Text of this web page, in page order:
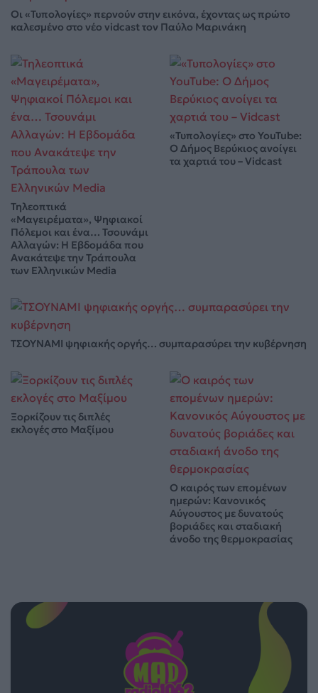
Οι «Τυπολογίες» περνούν στην εικόνα, έχοντας ως πρώτο
καλεσμένο στο νέο vidcast τον Παύλο Μαρινάκη
Τηλεοπτικά
«Μαγειρέματα», Ψηφιακοί
Πόλεμοι και ένα… Τσουνάμι
Αλλαγών: Η Εβδομάδα που
Ανακάτεψε την Τράπουλα
των Ελληνικών Media
«Τυπολογίες» στο YouTube:
Ο Δήμος Βερύκιος ανοίγει
τα χαρτιά του – Vidcast
ΤΣΟΥΝΑΜΙ ψηφιακής οργής… συμπαρασύρει την κυβέρνηση
Ξορκίζουν τις διπλές
εκλογές στο Μαξίμου
Ο καιρός των επομένων
ημερών: Κανονικός
Αύγουστος με δυνατούς
βοριάδες και σταδιακή
άνοδο της θερμοκρασίας